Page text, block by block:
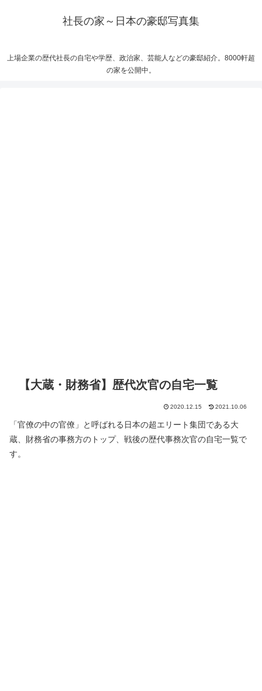
社長の家～日本の豪邸写真集
上場企業の歴代社長の自宅や学歴、政治家、芸能人などの豪邸紹介。8000軒超
の家を公開中。
【大蔵・財務省】歴代次官の自宅一覧
2020.12.15 2021.10.06
「官僚の中の官僚」と呼ばれる日本の超エリート集団である大
蔵、財務省の事務方のトップ、戦後の歴代事務次官の自宅一覧で
す。